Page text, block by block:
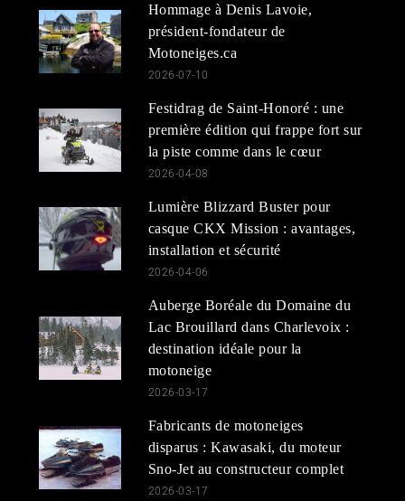
Hommage à Denis Lavoie,
président-fondateur de
Motoneiges.ca
2026-07-10
Festidrag de Saint-Honoré : une
première édition qui frappe fort sur
la piste comme dans le cœur
2026-04-08
Lumière Blizzard Buster pour
casque CKX Mission : avantages,
installation et sécurité
2026-04-06
Auberge Boréale du Domaine du
Lac Brouillard dans Charlevoix :
destination idéale pour la
motoneige
2026-03-17
Fabricants de motoneiges
disparus : Kawasaki, du moteur
Sno-Jet au constructeur complet
2026-03-17